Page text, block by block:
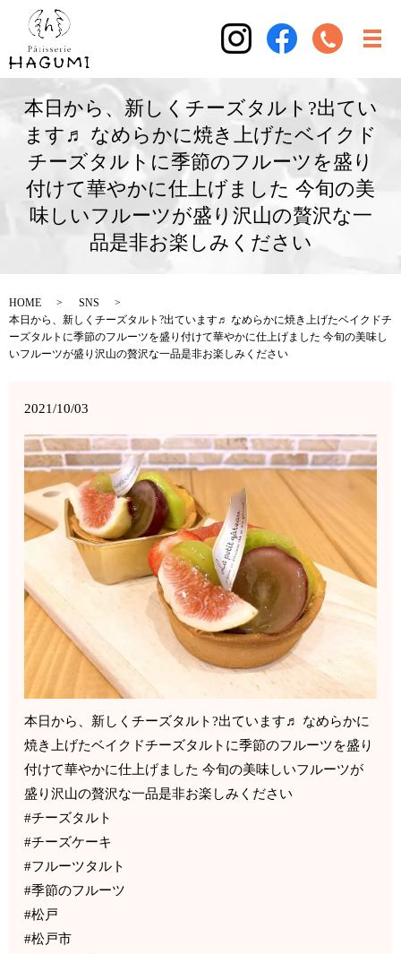
本日から、新しくチーズタルト?出てい
ます♬ なめらかに焼き上げたベイクド
チーズタルトに季節のフルーツを盛り
付けて華やかに仕上げました 今旬の美
味しいフルーツが盛り沢山の贅沢な一
品是非お楽しみください
HOME
SNS
本日から、新しくチーズタルト?出ています♬ なめらかに焼き上げたベイクドチ
ーズタルトに季節のフルーツを盛り付けて華やかに仕上げました 今旬の美味し
いフルーツが盛り沢山の贅沢な一品是非お楽しみください
2021/10/03
本日から、新しくチーズタルト?出ています♬ なめらかに
焼き上げたベイクドチーズタルトに季節のフルーツを盛り
付けて華やかに仕上げました 今旬の美味しいフルーツが
盛り沢山の贅沢な一品是非お楽しみください
#チーズタルト
#チーズケーキ
#フルーツタルト
#季節のフルーツ
#松戸
#松戸市